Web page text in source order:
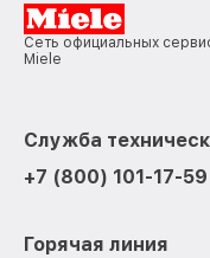
Сеть официальных
Miele
Служба
+7 (800) 101-17-59
Горячая линия